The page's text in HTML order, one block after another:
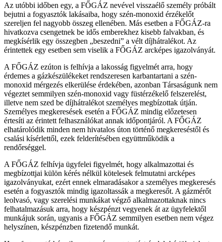
Az utóbbi időben egy, a FŐGÁZ nevével visszaélő személy próbált
bejutni a fogyasztók lakásaiba, hogy szén-monoxid érzékelőt
szereljen fel nagyobb összeg ellenében. Más esetben a FŐGÁZ-ra
hivatkozva csengetnek be idős emberekhez kisebb falvakban, és
megkísérlik egy összegben „beszedni” a vélt díjhátralékot. Az
érintettek egy esetben sem viselik a FŐGÁZ arcképes igazolványát.
A FŐGÁZ ezúton is felhívja a lakosság figyelmét arra, hogy
érdemes a gázkészülékeket rendszeresen karbantartani a szén-
monoxid mérgezés elkerülése érdekében, azonban Társaságunk nem
végeztet semmilyen szén-monoxid vagy füstérzékelő felszerelést,
illetve nem szed be díjhátralékot személyes megbízottak útján.
Személyes megkeresések esetén a FŐGÁZ mindig előzetesen
értesíti az érintett felhasználókat annak időpontjáról. A FŐGÁZ
elhatárolódik minden nem hivatalos úton történő megkereséstől és
csalási kísérlettől, ezek felderítésében együttműködik a
rendőrséggel.
A FŐGÁZ felhívja ügyfelei figyelmét, hogy alkalmazottai és
megbízottjai külön kérés nélkül kötelesek felmutatni arcképes
igazolványukat, ezért ennek elmaradásakor a személyes megkeresés
esetén a fogyasztók mindig igazoltassák a megkeresőt. A gázmérőt
leolvasó, vagy szerelési munkákat végző alkalmazottaknak nincs
felhatalmazásuk arra, hogy készpénzt vegyenek át az ügyfelektől
munkájuk során, ugyanis a FŐGÁZ semmilyen esetben nem végez
helyszínen, készpénzben fizetendő munkát.